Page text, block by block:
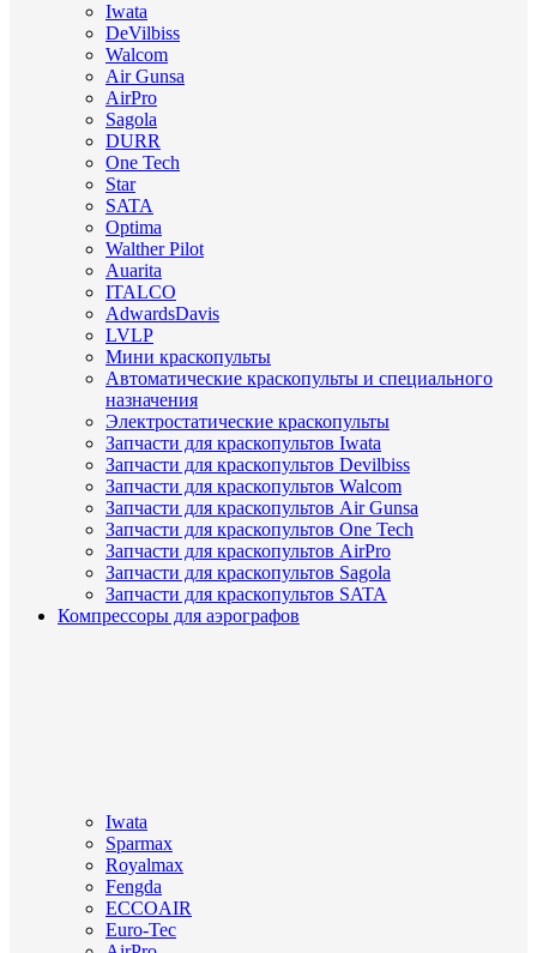
Iwata
DeVilbiss
Walcom
Air Gunsa
AirPro
Sagola
DURR
One Tech
Star
SATA
Optima
Walther Pilot
Auarita
ITALCO
AdwardsDavis
LVLP
Мини краскопульты
Автоматические краскопульты и специального
назначения
Электростатические краскопульты
Запчасти для краскопультов Iwata
Запчасти для краскопультов Devilbiss
Запчасти для краскопультов Walcom
Запчасти для краскопультов Air Gunsa
Запчасти для краскопультов One Tech
Запчасти для краскопультов AirPro
Запчасти для краскопультов Sagola
Запчасти для краскопультов SATA
Компрессоры для аэрографов
Iwata
Sparmax
Royalmax
Fengda
ECCOAIR
Euro-Tec